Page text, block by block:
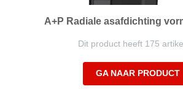
A+P Radiale asafdichting
Dit product heeft 175
GA NAAR PRODUCT